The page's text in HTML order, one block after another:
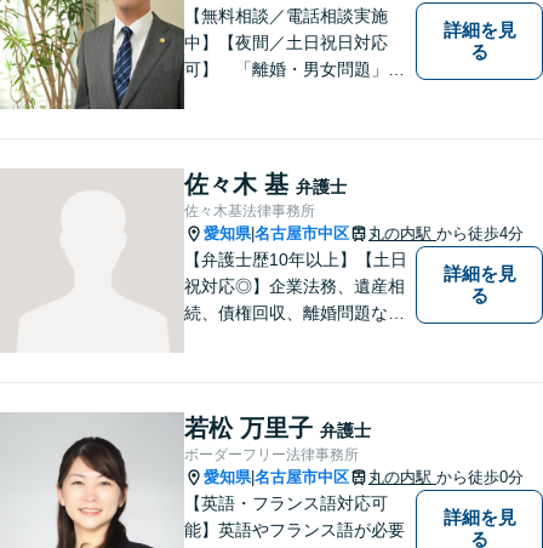
いたします！
【無料相談／電話相談実施
中】【夜間／土日祝日対応
可】 「離婚・男女問題」
弁護士と事務職員が力を合わ
せ、依頼者のみなさまに満足
していただけるようサポート
いたします！
詳細を見
る
佐々木 基 弁護士
佐々木基法律事務所
愛知県|名古屋市中区 丸の内駅 から徒歩4分
【弁護士歴10年以上】【土日
祝対応◎】企業法務、遺産相
続、債権回収、離婚問題な
します。お悩みの方はお気軽
にご相談ください！
詳細を見
る
若松 万里子 弁護士
ボーダーフリー法律事務所
愛知県|名古屋市中区 丸の内駅 から徒歩0分
【英語・フランス語対応可
能】英語やフランス語が必要
詳細を見
る